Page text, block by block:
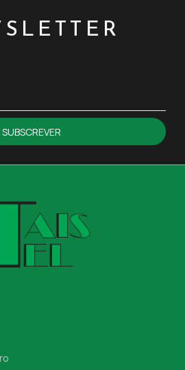
SUBSCREVER